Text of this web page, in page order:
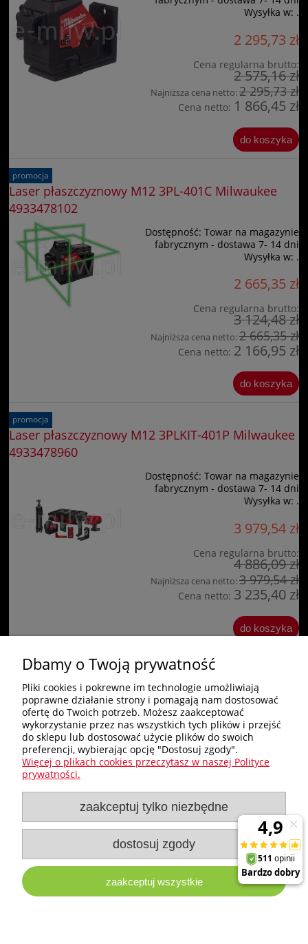
Wysyłka w: .
2 295,73 zł
Cena regularna brutto:
2 575,16 zł
Najniższa cena netto:2 295,73 zł
Cena netto: 1 866,45 zł
do koszyka
Laser płaszczyznowy M12 3PL-401C Milwaukee
4933478102
Dostępność: Towar na magazynie
fabrycznym - dostawa 7- 14 dni
Wysyłka w: .
2 665,35 zł
Cena regularna brutto:
3 124,48 zł
Najniższa cena netto:2 665,35 zł
Cena netto: 2 166,95 zł
do koszyka
promocja
Laser płaszczyznowy M12 3PLKIT-401P Milwaukee
4933478960
Dostępność: Towar na magazynie
fabrycznym - dostawa 7- 14 dni
Wysyłka w: .
3 979,54 zł
Cena regularna brutto:
4 886,09 zł
Najniższa cena netto:3 979,54 zł
Cena netto: 3 235,40 zł
do koszyka
promocja
Zakupy
Pomoc
Moje konto
Informacje
e-milw.pl
- Platforma Dystrybucyjna Narzędzi i Akcesoriów
Milwaukee
Dbamy o Twoją prywatność
Pliki cookies i pokrewne im technologie umożliwiają
poprawne działanie strony i pomagają nam dostosować
ofertę do Twoich potrzeb. Możesz zaakceptować
wykorzystanie przez nas wszystkich tych plików i przejść
do sklepu lub dostosować użycie plików do swoich
preferencji, wybierając opcję "Dostosuj zgody".
Więcej o plikach cookies przeczytasz w naszej Polityce
prywatności.
zaakceptuj tylko niezbędne
dostosuj zgody
zaakceptuj wszystkie